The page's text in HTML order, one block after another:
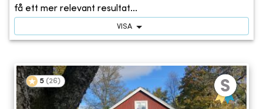
få ett mer relevant resultat...
VISA
5 (26)